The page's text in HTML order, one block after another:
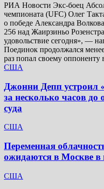
РИА Новости Экс-боец
чемпионата (UFC) Олег
о победе Александра
256 над Жаирзиньо
удовольствие сегодня», —
Поединок продолжался
раз попал своему оппоненту
США
Джонни Депп устроил
за несколько часов до
суда
США
Переменная
ожидаются в Москве в
США